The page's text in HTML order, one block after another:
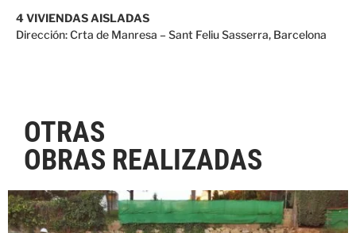
4 VIVIENDAS AISLADAS
Dirección: Crta de Manresa – Sant Feliu Sasserra, Barcelona
OTRAS
OBRAS REALIZADAS